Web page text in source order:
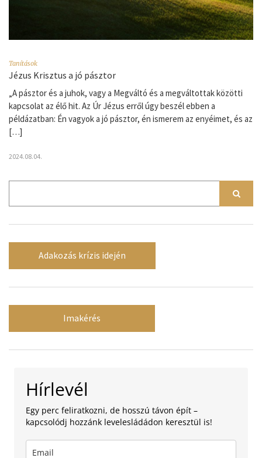
Tanítások
Jézus Krisztus a jó pásztor
„A pásztor és a juhok, vagy a Megváltó és a megváltottak közötti
kapcsolat az élő hit. Az Úr Jézus erről úgy beszél ebben a
példázatban: Én vagyok a jó pásztor, én ismerem az enyéimet, és az
[…]
2024.08.04.
Adakozás krízis idején
Imakérés
Hírlevél
Egy perc feliratkozni, de hosszú távon épít –
kapcsolódj hozzánk levelesládádon keresztül is!